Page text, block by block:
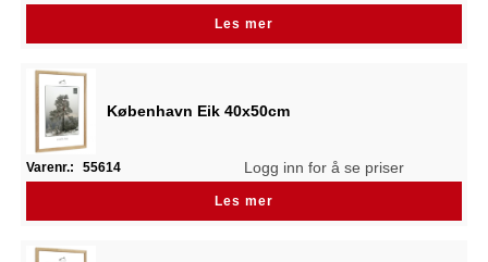
Les mer
København Eik 40x50cm
Varenr.: 55614 Logg inn for å se priser
Les mer